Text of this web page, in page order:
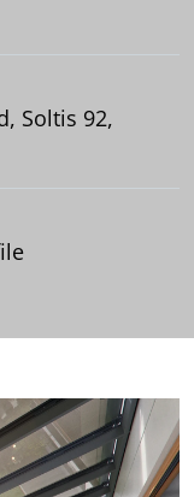
Soltis 92,